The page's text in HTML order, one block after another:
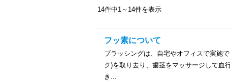
14件中1～14件を表示
フッ素について
ブラッシングは、自宅やオフィスで実施
ク)を取り去り、歯茎をマッサージして血
き...